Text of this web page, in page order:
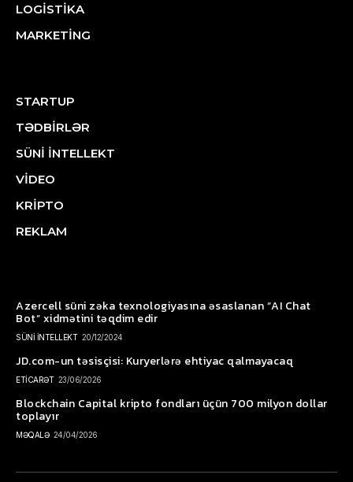
LOGİSTİKA
MARKETİNG
STARTUP
TƏDBİRLƏR
SÜNİ İNTELLEKT
VİDEO
KRİPTO
REKLAM
Azercell süni zəka texnologiyasına əsaslanan “AI Chat
Bot” xidmətini təqdim edir
SÜNİ İNTELLEKT 20/12/2024
JD.com-un təsisçisi: Kuryerlərə ehtiyac qalmayacaq
ETİCARƏT 23/06/2026
Blockchain Capital kripto fondları üçün 700 milyon dollar
toplayır
MƏQALƏ 24/04/2026